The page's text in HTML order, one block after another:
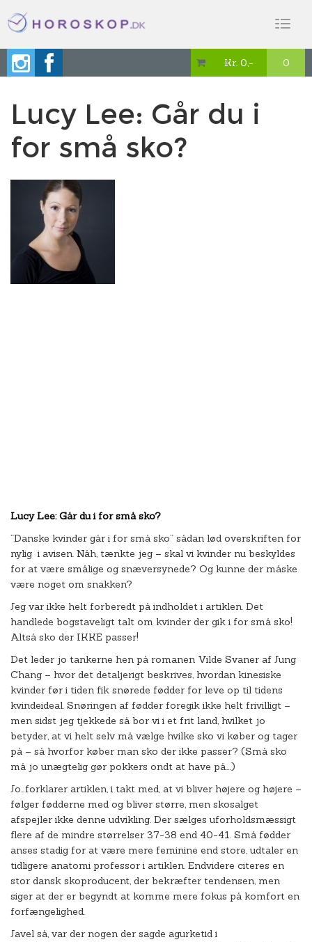
 Kr. 0,- 0
Lucy Lee: Går du i
for små sko?
Lucy Lee: Går du i for små sko?
”Danske kvinder går i for små sko” sådan lød overskriften for
nylig i avisen. Nåh, tænkte jeg – skal vi kvinder nu beskyldes
for at være smålige og snæversynede? Og kunne der måske
være noget om snakken?
Jeg var ikke helt forberedt på indholdet i artiklen. Det
handlede bogstaveligt talt om kvinder der gik i for små sko!
Altså sko der IKKE passer!
Det leder jo tankerne hen på romanen Vilde Svaner af Jung
Chang – hvor det detaljerigt beskrives, hvordan kinesiske
kvinder før i tiden fik snørede fødder for leve op til tidens
kvindeideal. Snøringen af fødder foregik ikke helt frivilligt –
men sidst jeg tjekkede så bor vi i et frit land, hvilket jo
betyder, at vi helt selv må vælge hvilke sko vi køber og tager
på – så hvorfor køber man sko der ikke passer? (Små sko
må jo unægtelig gør pokkers ondt at have på….)
Jo…forklarer artiklen, i takt med, at vi bliver højere og højere –
følger fødderne med og bliver større, men skosalget
afspejler ikke denne udvikling. Der sælges uforholdsmæssigt
flere af de mindre størrelser 37-38 end 40-41. Små fødder
anses stadig for at være mere feminine end store, udtaler en
tidligere anatomi professor i artiklen. Endvidere citeres en
stor dansk skoproducent, der bekræfter tendensen, men
siger at der er begyndt at komme mere fokus på komfort en
forfængelighed.
Javel så, var der nogen der sagde agurketid i